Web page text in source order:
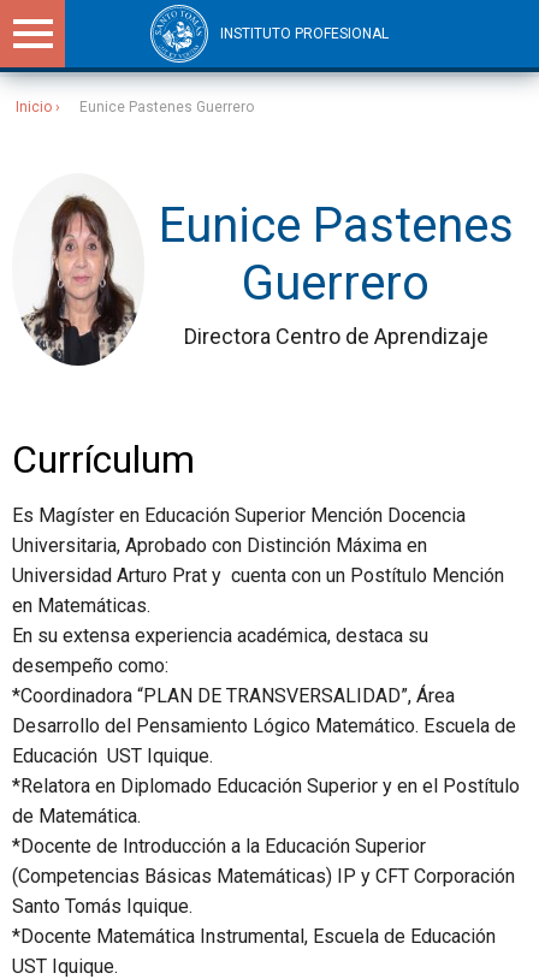
INSTITUTO PROFESIONAL
Inicio Eunice Pastenes Guerrero
Eunice Pastenes
Guerrero
Directora Centro de Aprendizaje
Currículum
Es Magíster en Educación Superior Mención Docencia
Universitaria, Aprobado con Distinción Máxima en
Universidad Arturo Prat y cuenta con un Postítulo Mención
en Matemáticas.
En su extensa experiencia académica, destaca su
desempeño como:
*Coordinadora “PLAN DE TRANSVERSALIDAD”, Área
Desarrollo del Pensamiento Lógico Matemático. Escuela de
Educación UST Iquique.
*Relatora en Diplomado Educación Superior y en el Postítulo
de Matemática.
*Docente de Introducción a la Educación Superior
(Competencias Básicas Matemáticas) IP y CFT Corporación
Santo Tomás Iquique.
*Docente Matemática Instrumental, Escuela de Educación
UST Iquique.